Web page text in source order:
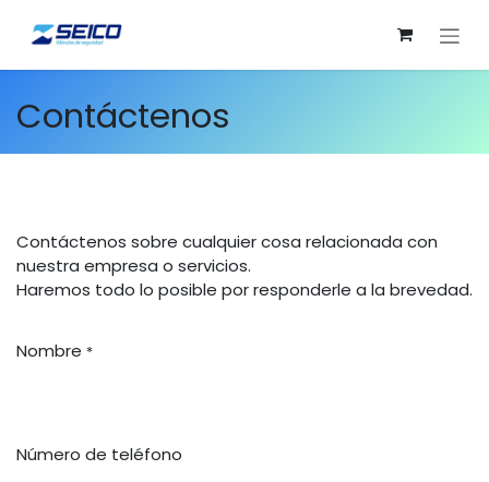
Contáctenos
Contáctenos sobre cualquier cosa relacionada con
nuestra empresa o servicios.
Haremos todo lo posible por responderle a la brevedad.
Nombre *
Número de teléfono